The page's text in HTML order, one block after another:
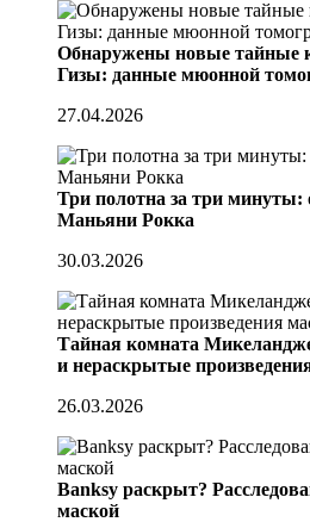
Обнаружены новые тайные
Гизы: данные мюонной
27.04.2026
Три полотна за три минуты:
Маньяни Рокка
30.03.2026
Тайная комната
и нераскрытые
26.03.2026
Banksy раскрыт?
маской